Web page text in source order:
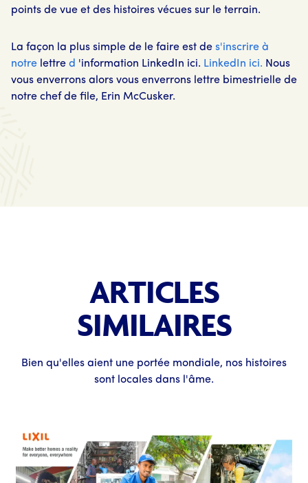
points de vue et des histoires vécues sur le terrain.
La façon la plus simple de le faire est de s'inscrire à
notre lettre d 'information LinkedIn ici. LinkedIn ici. Nous
vous enverrons alors vous enverrons lettre bimestrielle de
notre chef de file, Erin McCusker.
ARTICLES
SIMILAIRES
Bien qu'elles aient une portée mondiale, nos histoires
sont locales dans l'âme.